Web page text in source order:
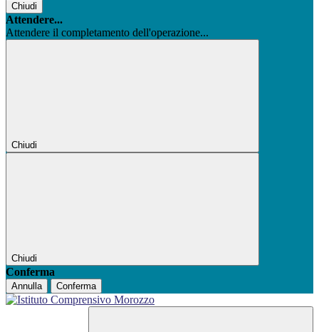
Chiudi
Attendere...
Attendere il completamento dell'operazione...
Chiudi
Chiudi
Conferma
Annulla Conferma